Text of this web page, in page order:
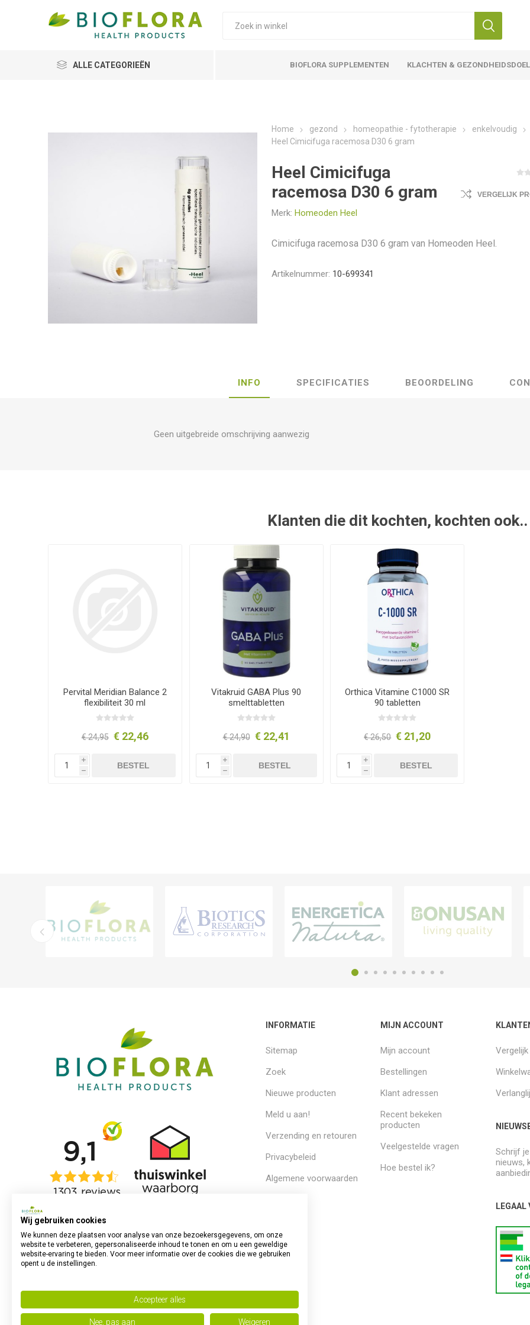
ALLE CATEGORIEËN BIOFLORA SUPPLEMENTEN KLACHTEN &
Home gezond homeopathie - fytotherapie
enkelvoudig
Heel Cimicifuga racemosa D30 6 gram
Heel Cimicifuga
racemosa D30 6 gram
Merk: Homeoden Heel
VERGELIJK
Cimicifuga racemosa D30 6 gram van Homeoden Heel.
Artikelnummer: 10-699341
INFO SPECIFICATIES BEOORDELING
Geen uitgebreide omschrijving aanwezig
Klanten die dit kochten, kochten ook..
Pervital Meridian Balance 2
flexibiliteit 30 ml
€ 24,95 € 22,46
i
h
BESTEL
Vitakruid GABA Plus 90
smelttabletten
€ 24,90 € 22,41
i
h
BESTEL
Orthica Vitamine C1000 SR
90 tabletten
€ 26,50 € 21,20
i
h
BESTEL
INFORMATIE
Sitemap
Zoek
Nieuwe producten
Meld u aan!
Verzending en retouren
Privacybeleid
Algemene voorwaarden
MIJN ACCOUNT
Mijn account
Bestellingen
Klant adressen
Recent bekeken
producten
Veelgestelde vragen
Hoe bestel ik?
Schrijf
nieuws,
LEGAAL
Wij gebruiken cookies
We kunnen deze plaatsen voor analyse van onze bezoekersgegevens, om onze
website te verbeteren, gepersonaliseerde inhoud te tonen en om u een geweldige
website-ervaring te bieden. Voor meer informatie over de cookies die we gebruiken
opent u de instellingen.
Accepteer alles
Nee, pas aan Weigeren